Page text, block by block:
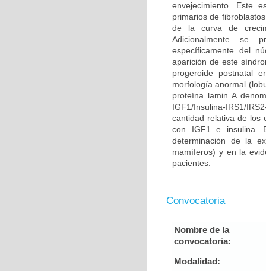
envejecimiento. Este
primarios de
de la curva de
Adicionalmente se
específicamente del
aparición de este
progeroide postnatal
morfología anormal
proteína lamin A
IGF1/Insulina-IRS1/
cantidad relativa de los
con IGF1 e insulina.
determinación de la
mamíferos) y en la
pacientes.
Convocatoria
Nombre de la
convocatoria:
Modalidad: